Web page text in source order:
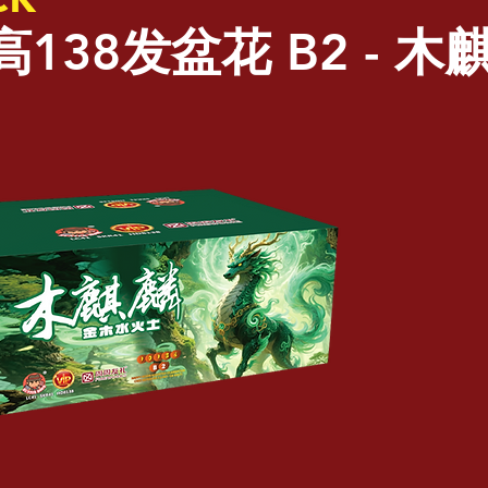
138发盆花 B2 - 木